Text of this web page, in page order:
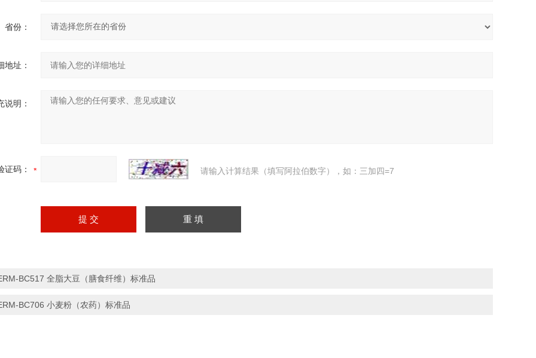
省份：
地址：
说明：
证码： 请输入计算结果（填写阿拉伯数字），如：三加四=7
BC517 全脂大豆（膳食纤维）标准品
BC706 小麦粉（农药）标准品